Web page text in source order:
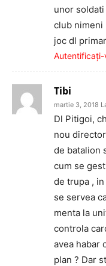
unor
club nimeni
joc dl
Autentificați-
Tibi
martie 3, 2018
Dl Pitigoi,
nou
de batalion
cum se
de trupa ,
se servea
menta la
controla
avea habar
plan ? Dar